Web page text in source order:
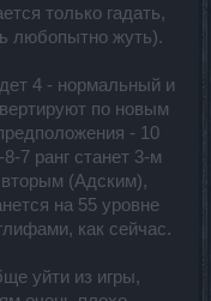
только гадать,
любопытно жуть).
4 - нормальный и
по новым
- 10
7 ранг станет 3-м
(Адским),
на 55 уровне
как сейчас.
уйти из игры,